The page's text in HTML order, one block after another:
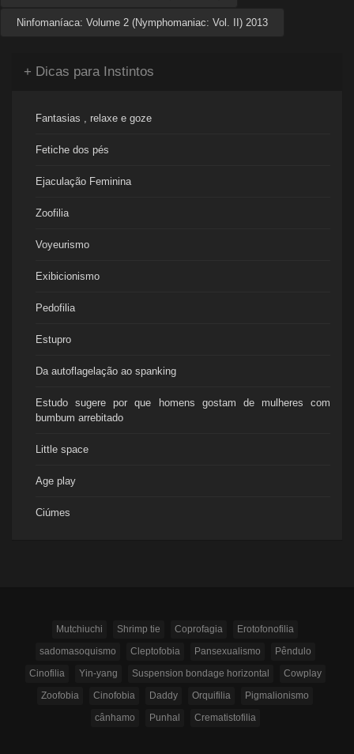
Ninfomaníaca: Volume 2 (Nymphomaniac: Vol. II) 2013
+ Dicas para Instintos
Fantasias , relaxe e goze
Fetiche dos pés
Ejaculação Feminina
Zoofilia
Voyeurismo
Exibicionismo
Pedofilia
Estupro
Da autoflagelação ao spanking
Estudo sugere por que homens gostam de mulheres com
bumbum arrebitado
Little space
Age play
Ciúmes
Mutchiuchi Shrimp tie Coprofagia
Erotofonofilia
sadomasoquismo
Cleptofobia Pansexualismo
Pêndulo
Cinofilia
Yin-yang Suspension bondage horizontal
Cowplay
Zoofobia
Cinofobia Daddy Orquifilia
Pigmalionismo
cânhamo
Punhal Crematistofilia